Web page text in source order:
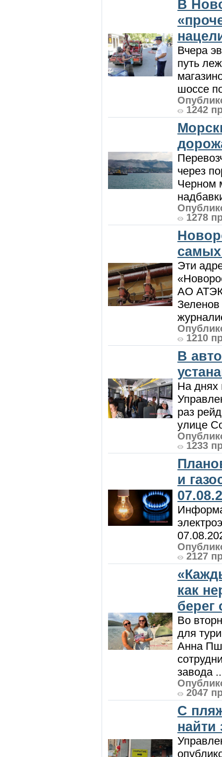
В
Вчера
путь
шоссе
1242
через
Черном
1278
Эти
АО АТЭК
Зеленов
1210
В
На днях
раз
улице
1233
и
2127
как
берег
Во
для
Анна
завода
2047
С